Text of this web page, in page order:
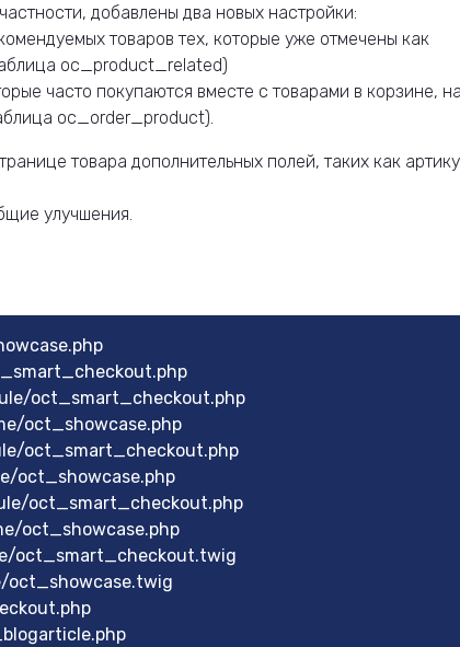
добавлены два новых настройки:
товаров тех, которые уже отмечены как
oc_product_related)
часто покупаются вместе с товарами в корзине,
oc_order_product).
товара дополнительных полей, таких как
улучшения.
oct_smart_checkout.php
oct_showcase.php
oct_smart_checkout.php
oct_showcase.php
oct_smart_checkout.php
oct_showcase.php
oct_smart_checkout.twig